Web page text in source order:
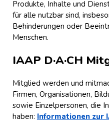
Produkte, Inhalte und
für alle nutzbar sind,
Behinderungen oder
Menschen.
IAAP D·A·CH
Mitglied werden und
Firmen, Organisationen,
sowie Einzelpersonen, die
haben: Informationen zur